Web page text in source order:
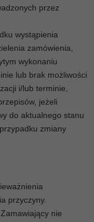
przez
wystąpienia
zamówienia,
wykonaniu
lub brak możliwości
i/lub terminie,
jeżeli
do aktualnego stanu
zmiany
przyczyny.
nie